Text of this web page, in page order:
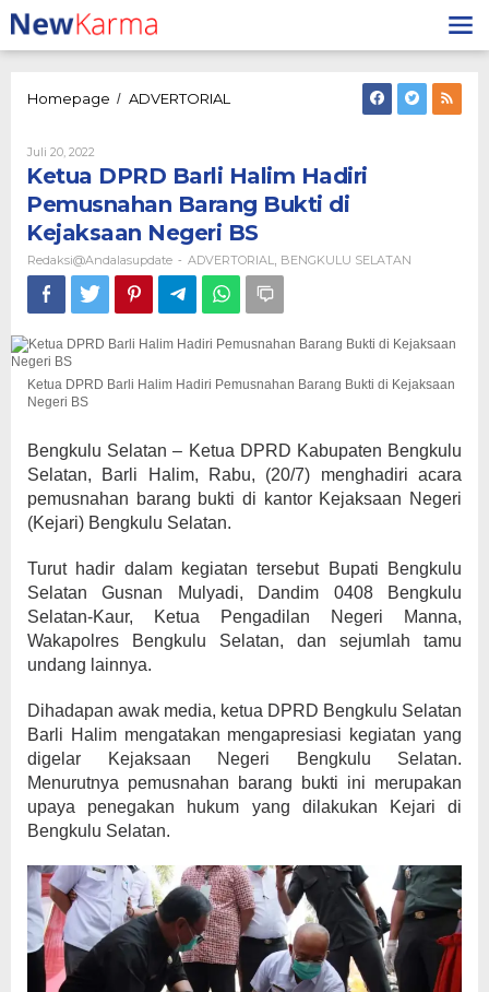
Lewati
ke
konten
Homepage / ADVERTORIAL
Hadiri
Pemusnahan
Barang
Bukti
di
Kejaksaan
Negeri
BS
Juli 20, 2022
Redaksi@andalasupdate
Ketua DPRD Barli Halim Hadiri
Pemusnahan Barang Bukti di
Kejaksaan Negeri BS
Redaksi@andalasupdate - ADVERTORIAL BENGKULU SELATAN
Ketua DPRD Barli Halim Hadiri Pemusnahan Barang Bukti di Kejaksaan
Negeri BS
Bengkulu Selatan – Ketua DPRD Kabupaten Bengkulu
Selatan, Barli Halim, Rabu, (20/7) menghadiri acara
pemusnahan barang bukti di kantor Kejaksaan Negeri
(Kejari) Bengkulu Selatan.
Turut hadir dalam kegiatan tersebut Bupati Bengkulu
Selatan Gusnan Mulyadi, Dandim 0408 Bengkulu
Selatan-Kaur, Ketua Pengadilan Negeri Manna,
Wakapolres Bengkulu Selatan, dan sejumlah tamu
undang lainnya.
Dihadapan awak media, ketua DPRD Bengkulu Selatan
Barli Halim mengatakan mengapresiasi kegiatan yang
digelar Kejaksaan Negeri Bengkulu Selatan.
Menurutnya pemusnahan barang bukti ini merupakan
upaya penegakan hukum yang dilakukan Kejari di
Bengkulu Selatan.